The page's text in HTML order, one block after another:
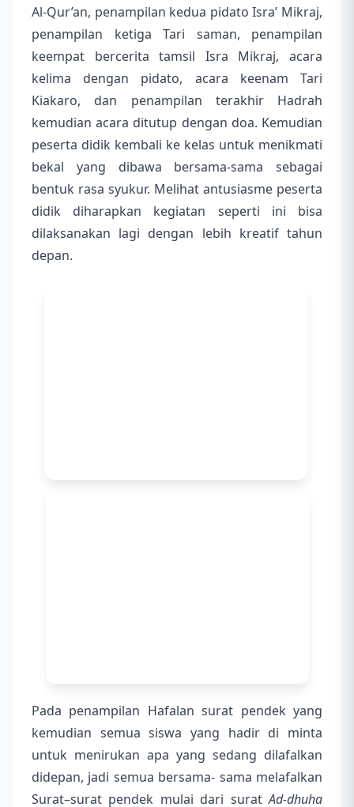
Al-Qur’an, penampilan kedua pidato Isra’ Mikraj,
penampilan ketiga Tari saman, penampilan
keempat bercerita tamsil Isra Mikraj, acara
kelima dengan pidato, acara keenam Tari
Kiakaro, dan penampilan terakhir Hadrah
kemudian acara ditutup dengan doa. Kemudian
peserta didik kembali ke kelas untuk menikmati
bekal yang dibawa bersama-sama sebagai
bentuk rasa syukur. Melihat antusiasme peserta
didik diharapkan kegiatan seperti ini bisa
dilaksanakan lagi dengan lebih kreatif tahun
depan.
Pada penampilan Hafalan surat pendek yang
kemudian semua siswa yang hadir di minta
untuk menirukan apa yang sedang dilafalkan
didepan, jadi semua bersama- sama melafalkan
Surat–surat pendek mulai dari suratAd-dhuha